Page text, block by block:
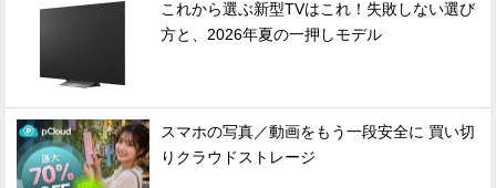
これから選ぶ新型TVはこれ！失敗しない選び
方と、2026年夏の一押しモデル
スマホの写真／動画をもう一段安全に 買い切
りクラウドストレージ